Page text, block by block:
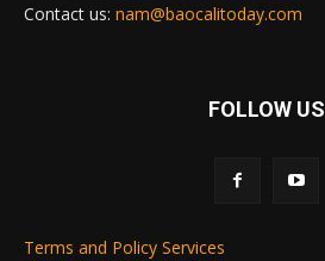
Contact us: nam@baocalitoday.com
FOLLOW US
Terms and Policy Services